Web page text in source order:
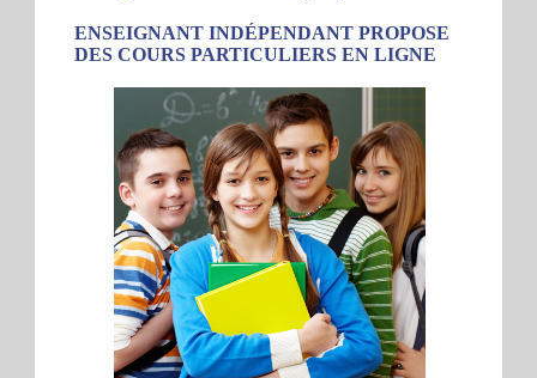
ENSEIGNANT INDÉPENDANT PROPOSE
DES COURS PARTICULIERS EN LIGNE